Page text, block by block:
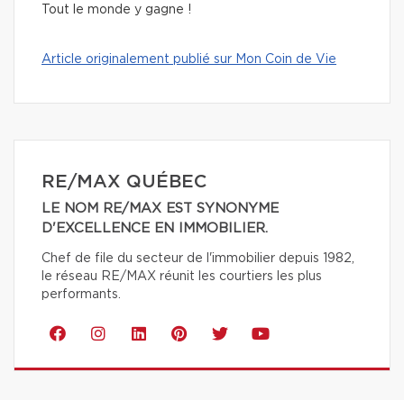
Tout le monde y gagne !
Article originalement publié sur Mon Coin de Vie
RE/MAX QUÉBEC
LE NOM RE/MAX EST SYNONYME
D'EXCELLENCE EN IMMOBILIER.
Chef de file du secteur de l'immobilier depuis 1982,
le réseau RE/MAX réunit les courtiers les plus
performants.